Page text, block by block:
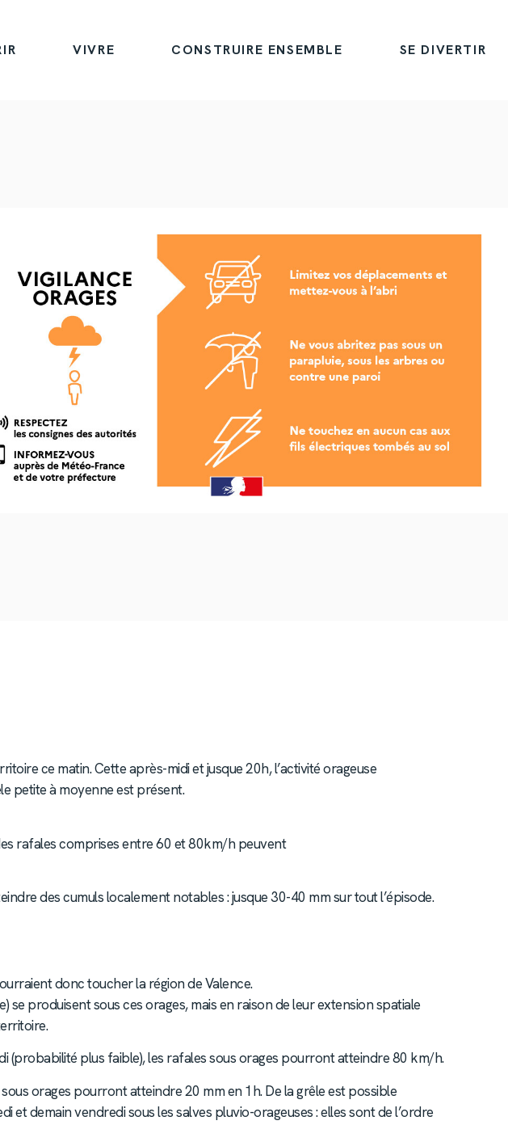
VIVRE CONSTRUIRE ENSEMBLE SE DIVERTIR
ce matin. Cette après-midi et jusque 20h, l’activité orageuse
petite à moyenne est présent.
rafales comprises entre 60 et 80km/h peuvent
des cumuls localement notables : jusque 30-40 mm sur tout l’épisode.
donc toucher la région de Valence.
produisent sous ces orages, mais en raison de leur extension spatiale
(probabilité plus faible), les rafales sous orages pourront atteindre 80 km/h.
orages pourront atteindre 20 mm en 1h. De la grêle est possible
demain vendredi sous les salves pluvio-orageuses : elles sont de l’ordre